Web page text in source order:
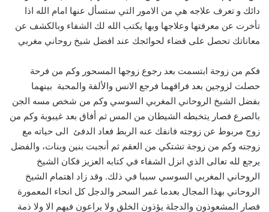
دائك و تعرف علاجه هي من الامور التي ستسأل عنها امام الله اذا
تأخرت عن معرفتها وعلاجها وبها يكتب الله لك الشفاء وبالكشف عن
معاناتك تحصل على قضاء لحوائجك عند افضل شيخ روحاني مغربي
فكم من زوجة ابتسمت بعد رجوع زوجها المسحور وكم من فرحة
حصلت لزوجين بعد فراقهما فرجع الانس والألفة والمحبة بينهما
بفضل الشيخ الروحاني المغربي السوسي وكم من شخص مسه الجن
بالصرع فصار يتخبطه الشيطان من المس ثم أفاق بعد غيبوبة وكم من
زوج مربوط عن زوجته فانفك عنه الربط فعاد الدفئ الى حياته مع
زوجته وكم من زوجة تشتكي من العقم ثم أنجبت بنين وبنات، والفضل
يرجع لله تعالى الذي انزل الشفاء في كتابه العزيز فكان الشيخ
الروحاني المغربي السوسي سببا في ذلك. وقد زاد اهتمام الشيخ
الروحاني بهذا المجال بعدما غمر السحر والدجل كل انحاء المعمورة
فصار المشعوذون والدجلة يؤذون الخلق ولا يراعون فيهم الا ولا ذمة